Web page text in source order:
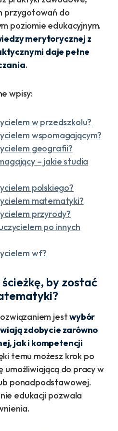
przygotowań do
poziomie edukacyjnym.
merytorycznej z
daje pełne
.
wpisy:
w przedszkolu?
wspomagającym?
geografii?
– jakie studia
polskiego?
matematyki?
przyrody?
po innych
wf?
by zostać
jestwybór
zdobycie zarówno
jak i kompetencji
temu możesz krok po
umożliwiającą do pracy w
ponadpodstawowej.
edukacji pozwala